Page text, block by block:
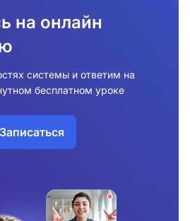
на онлайн
системы и ответим на
бесплатном уроке
Записаться